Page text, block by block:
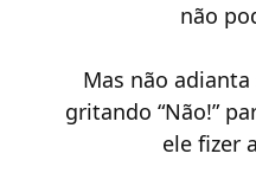
não
Mas não
gritando “Não!”
ele fizer